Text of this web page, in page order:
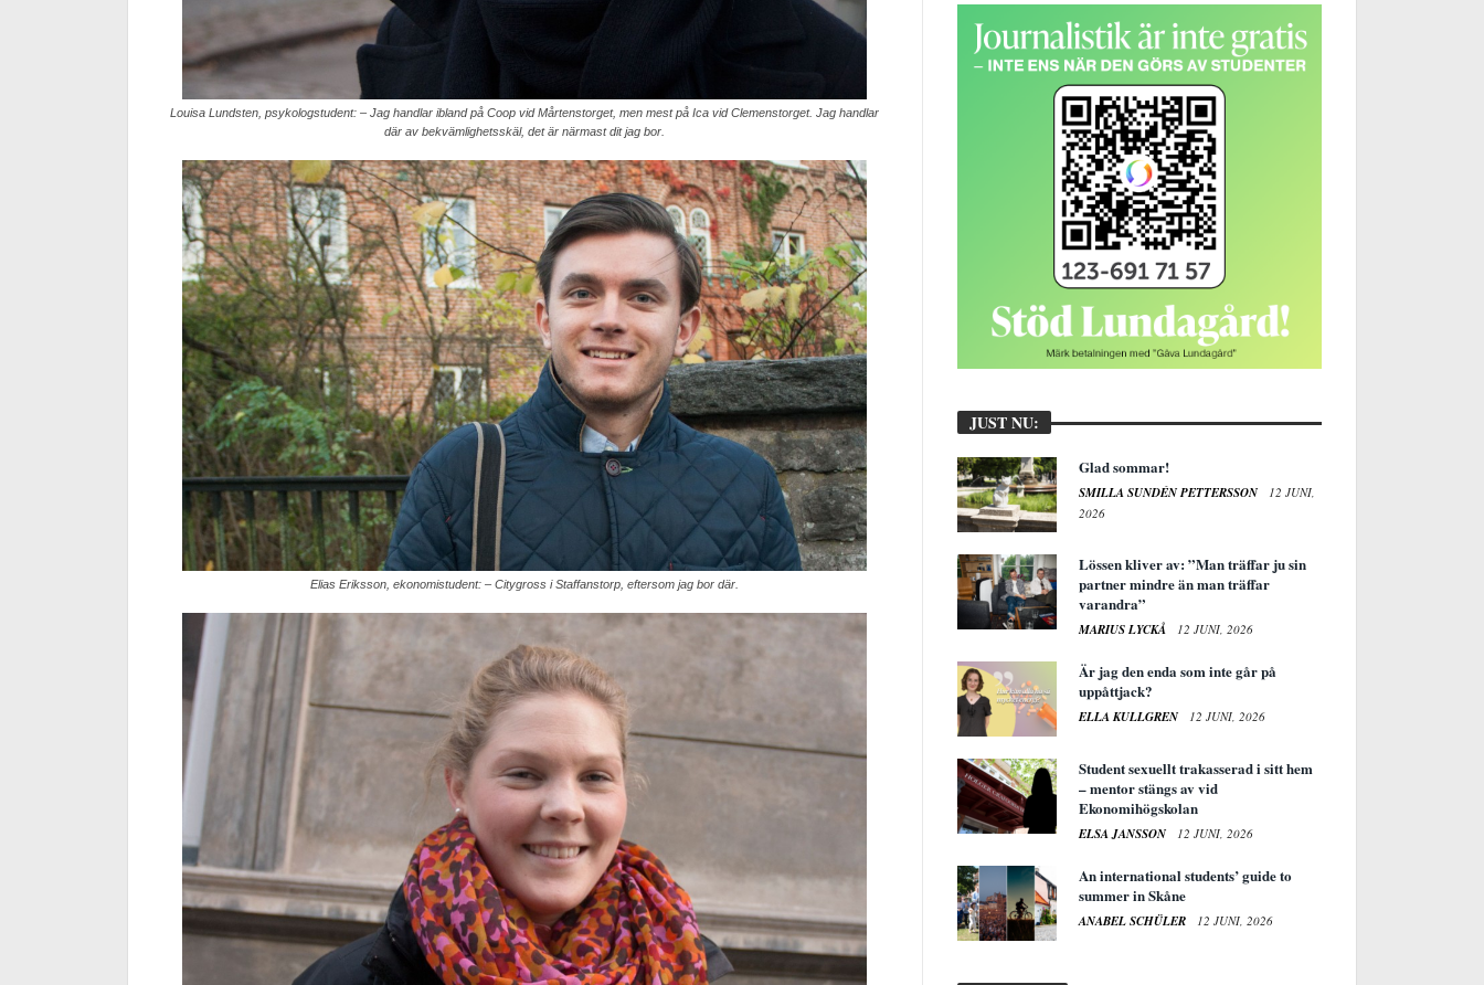
Louisa Lundsten, psykologstudent: – Jag handlar ibland på Coop vid Mårtenstorget, men mest på Ica vid Clemenstorget. Jag handlar
där av bekvämlighetsskäl, det är närmast dit jag bor.
Elias Eriksson, ekonomistudent: – Citygross i Staffanstorp, eftersom jag bor där.
JUST NU:
Glad sommar!
SMILLA SUNDÉN PETTERSSON
12 JUNI,
2026
Lössen kliver av: ”Man träffar ju sin
partner mindre än man träffar
varandra”
MARIUS LYCKÅ 12 JUNI, 2026
Är jag den enda som inte går på
uppåttjack?
ELLA KULLGREN 12 JUNI, 2026
Student sexuellt trakasserad i sitt hem
– mentor stängs av vid
Ekonomihögskolan
ELSA JANSSON 12 JUNI, 2026
An international students’ guide to
summer in Skåne
ANABEL SCHÜLER 12 JUNI, 2026